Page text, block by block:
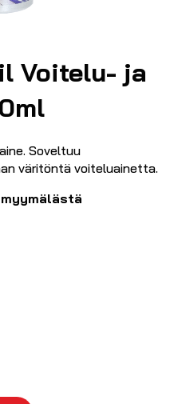
Voitelu- ja
Soveltuu
väritöntä voiteluainetta.